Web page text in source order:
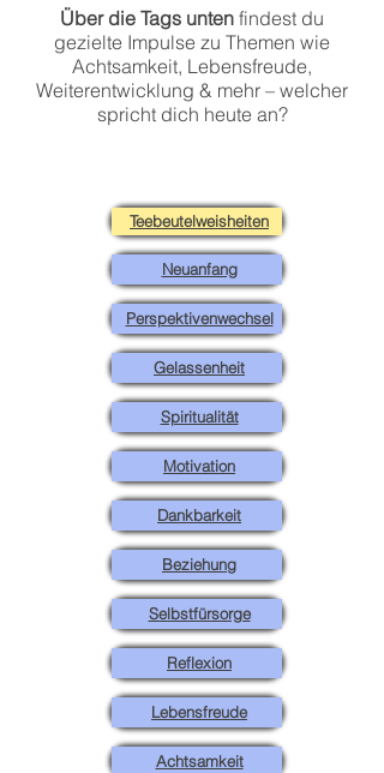
Über die Tags unten findest du
gezielte Impulse zu Themen wie
Achtsamkeit, Lebensfreude,
Weiterentwicklung & mehr – welcher
spricht dich heute an?
Teebeutelweisheiten
Neuanfang
Perspektivenwechsel
Gelassenheit
Spiritualität
Motivation
Dankbarkeit
Beziehung
Selbstfürsorge
Reflexion
Lebensfreude
Achtsamkeit